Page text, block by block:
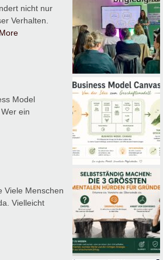
nicht nur
Verhalten.
Model
ein
Viele Menschen
Vielleicht